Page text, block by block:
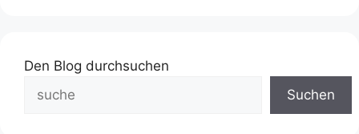
Den Blog durchsuchen
Suchen